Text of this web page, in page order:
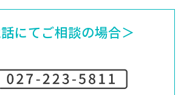
にてご相談の場合＞